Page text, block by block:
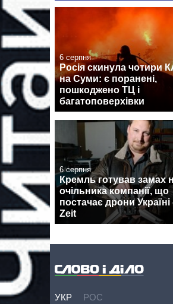
6 серпня
Росія скинула чотири
на Суми: є поранені,
пошкоджено ТЦ і
багатоповерхівки
6 серпня
Кремль готував замах
очільника компанії, що
постачає дрони Україні
Zeit
УКР РОС